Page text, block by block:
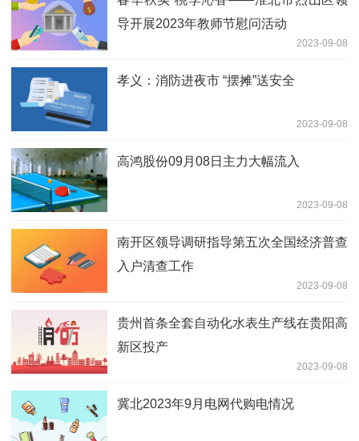
导开展2023年教师节慰问活动
2023-09-08
孝义：消防进夜市 “摆摊”送安全
2023-09-08
高鸿股份09月08日主力大幅流入
2023-09-08
南开区领导调研指导第五次全国经济普查
入户清查工作
2023-09-08
贵州首条全套自动化水表生产线在贵阳高
新区投产
2023-09-08
冀北2023年9月电网代购电情况